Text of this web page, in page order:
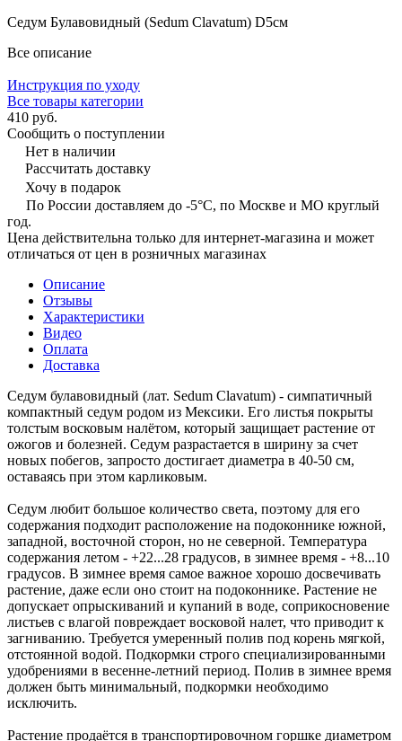
Седум Булавовидный (Sedum Clavatum) D5см
Все описание
Инструкция по уходу
Все товары категории
410 руб.
Сообщить о поступлении
Нет в наличии
Рассчитать доставку
Хочу в подарок
По России доставляем до -5°C, по Москве и МО круглый
год.
Цена действительна только для интернет-магазина и может
отличаться от цен в розничных магазинах
Описание
Отзывы
Характеристики
Видео
Оплата
Доставка
Седум булавовидный (лат. Sedum Clavatum) - симпатичный
компактный седум родом из Мексики. Его листья покрыты
толстым восковым налётом, который защищает растение от
ожогов и болезней. Седум разрастается в ширину за счет
новых побегов, запросто достигает диаметра в 40-50 см,
оставаясь при этом карликовым.
Седум любит большое количество света, поэтому для его
содержания подходит расположение на подоконнике южной,
западной, восточной сторон, но не северной. Температура
содержания летом - +22...28 градусов, в зимнее время - +8...10
градусов. В зимнее время самое важное хорошо досвечивать
растение, даже если оно стоит на подоконнике. Растение не
допускает опрыскиваний и купаний в воде, соприкосновение
листьев с влагой повреждает восковой налет, что приводит к
загниванию. Требуется умеренный полив под корень мягкой,
отстоянной водой. Подкормки строго специализированными
удобрениями в весенне-летний период. Полив в зимнее время
должен быть минимальный, подкормки необходимо
исключить.
Растение продаётся в транспортировочном горшке диаметром